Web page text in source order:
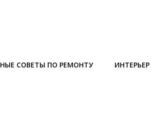
СОВЕТЫ ПО РЕМОНТУ ИНТЕРЬЕР